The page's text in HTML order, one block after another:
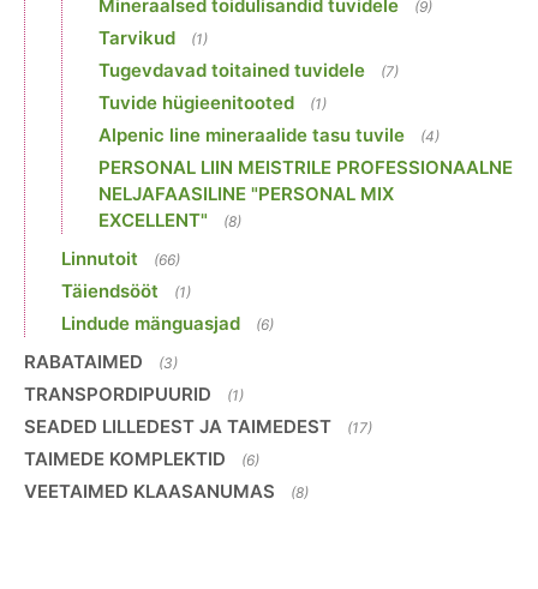
Mineraalsed toidulisandid tuvidele (9)
Tarvikud (1)
Tugevdavad toitained tuvidele (7)
Tuvide hügieenitooted (1)
Alpenic line mineraalide tasu tuvile (4)
PERSONAL LIIN MEISTRILE PROFESSIONAALNE
NELJAFAASILINE "PERSONAL MIX
EXCELLENT"
(8)
Linnutoit (66)
Täiendsööt (1)
Lindude mänguasjad (6)
RABATAIMED (3)
TRANSPORDIPUURID (1)
SEADED LILLEDEST JA TAIMEDEST (17)
TAIMEDE KOMPLEKTID (6)
VEETAIMED KLAASANUMAS (8)